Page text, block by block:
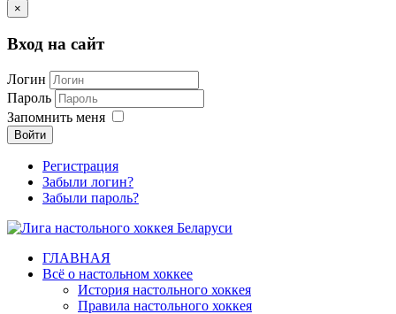
×
Вход на сайт
Логин
Пароль
Запомнить меня
Войти
Регистрация
Забыли логин?
Забыли пароль?
ГЛАВНАЯ
Всё о настольном хоккее
История настольного хоккея
Правила настольного хоккея